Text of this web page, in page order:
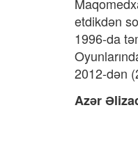
etdikdən
1996-da
2012-dən
Azər